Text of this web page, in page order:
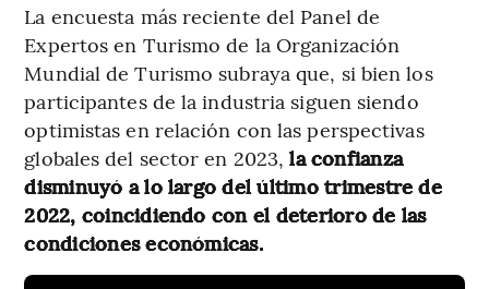
La encuesta más reciente del Panel de
Expertos en Turismo de la Organización
Mundial de Turismo subraya que, si bien los
participantes de la industria siguen siendo
optimistas en relación con las perspectivas
globales del sector en 2023,la confianza
disminuyó a lo largo del último trimestre de
2022, coincidiendo con el deterioro de las
condiciones económicas.